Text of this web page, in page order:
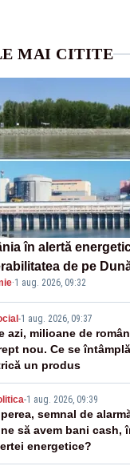
MAI CITITE
în alertă
de pe
pericol Centrala
de pe vremea
·1 aug. 2026, 09:32
-1 aug. 2026, 09:37
azi, milioane de
nou. Ce se
un produs
-1 aug. 2026, 09:39
semnal de
să avem bani cash,
energetice?